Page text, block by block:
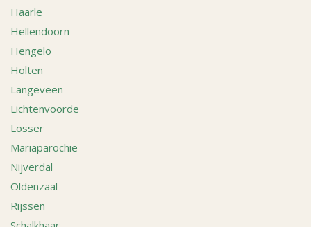
Haarle
Hellendoorn
Hengelo
Holten
Langeveen
Lichtenvoorde
Losser
Mariaparochie
Nijverdal
Oldenzaal
Rijssen